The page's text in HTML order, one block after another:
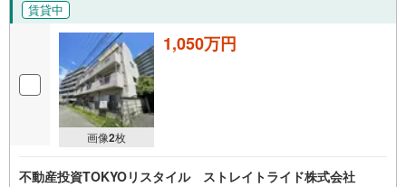
賃貸中
画像2枚
1,050万円
不動産投資TOKYOリスタイル ストレイトライド株式会社